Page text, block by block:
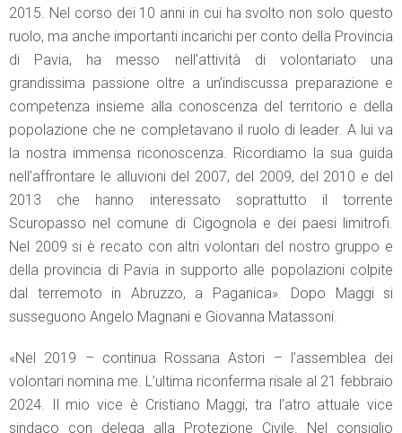
2015. Nel corso dei 10 anni in cui ha svolto non solo questo
ruolo, ma anche importanti incarichi per conto della Provincia
di Pavia, ha messo nell’attività di volontariato una
grandissima passione oltre a un’indiscussa preparazione e
competenza insieme alla conoscenza del territorio e della
popolazione che ne completavano il ruolo di leader. A lui va
la nostra immensa riconoscenza. Ricordiamo la sua guida
nell’affrontare le alluvioni del 2007, del 2009, del 2010 e del
2013 che hanno interessato soprattutto il torrente
Scuropasso nel comune di Cigognola e dei paesi limitrofi.
Nel 2009 si è recato con altri volontari del nostro gruppo e
della provincia di Pavia in supporto alle popolazioni colpite
dal terremoto in Abruzzo, a Paganica». Dopo Maggi si
susseguono Angelo Magnani e Giovanna Matassoni.
«Nel 2019 – continua Rossana Astori – l’assemblea dei
volontari nomina me. L’ultima riconferma risale al 21 febbraio
2024. Il mio vice è Cristiano Maggi, tra l’atro attuale vice
sindaco con delega alla Protezione Civile. Nel consiglio